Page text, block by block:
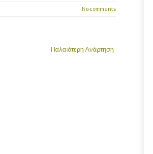
No comments
Παλαιότερη Ανάρτηση